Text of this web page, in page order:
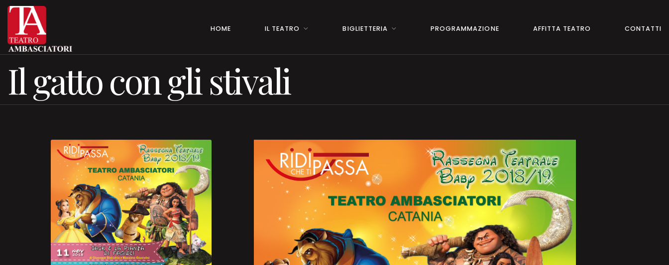
HOME IL TEATRO BIGLIETTERIA PROGRAMMAZIONE AFFITTA TEATRO CONTATTI
Il gatto con gli stivali